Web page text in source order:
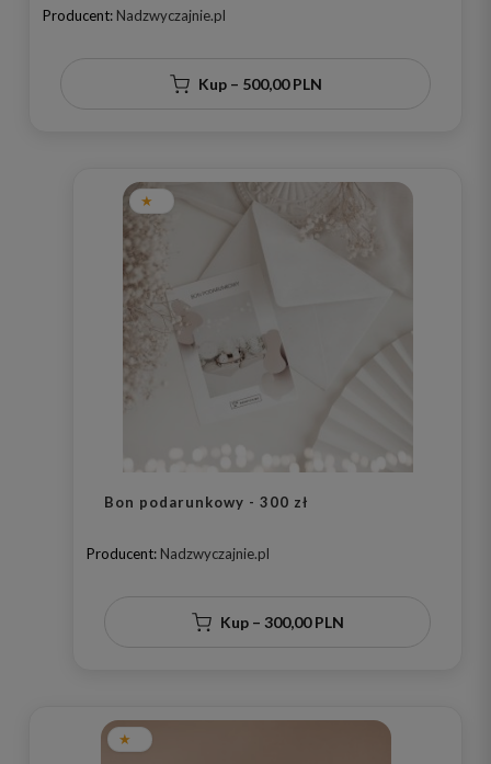
Producent: Nadzwyczajnie.pl
Kup – 500,00 PLN
Bon podarunkowy - 300 zł
Producent: Nadzwyczajnie.pl
Kup – 300,00 PLN